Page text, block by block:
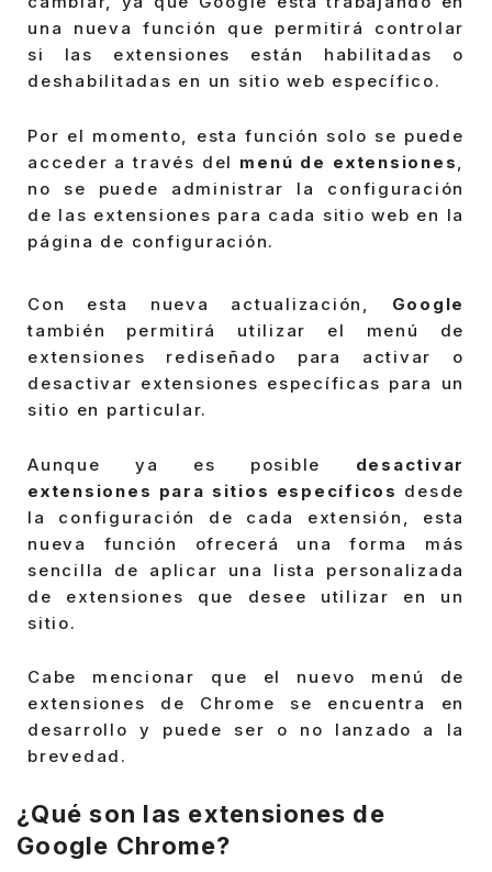
una nueva función que permitirá controlar
si las extensiones están habilitadas o
deshabilitadas en un sitio web específico.
Por el momento, esta función solo se puede
acceder a través del menú de extensiones
no se puede administrar la configuración
de las extensiones para cada sitio web en la
página de configuración.
Con esta nueva actualización, Google
también permitirá utilizar el menú de
extensiones rediseñado para activar o
desactivar extensiones específicas para un
sitio en particular.
Aunque ya es posible
desactivar
extensiones para sitios específicos desde
la configuración de cada extensión, esta
nueva función ofrecerá una forma más
sencilla de aplicar una lista personalizada
de extensiones que desee utilizar en un
sitio.
Cabe mencionar que el nuevo menú de
extensiones de Chrome se encuentra en
desarrollo y puede ser o no lanzado a la
brevedad.
¿Qué son las extensiones de
Google Chrome?